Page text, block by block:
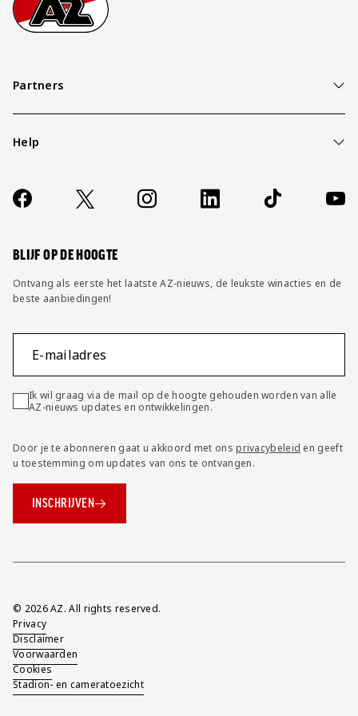
Partners
Help
Contact
FAQ
Socials
https://www.facebook.com/AZAlkmaar
X Instagram LinkedIn TikTok
BLIJF OP DE HOOGTE
Ontvang als eerste het laatste AZ-nieuws, de leukste winacties en de
beste aanbiedingen!
E-mailadres
Ik wil graag via de mail op de hoogte gehouden worden van alle
AZ-nieuws updates en ontwikkelingen.
Door je te abonneren gaat u akkoord met onsprivacybeleid en geeft
u toestemming om updates van ons te ontvangen.
INSCHRIJVEN
Overig
© 2026 AZ. All rights reserved.
Privacy
Disclaimer
Voorwaarden
Cookies
Stadion- en cameratoezicht